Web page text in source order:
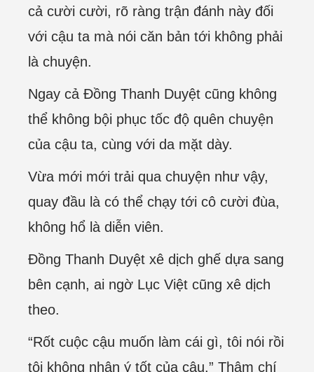
cả cười cười, rõ ràng trận đánh này đối
với cậu ta mà nói căn bản tới không phải
là chuyện.
Ngay cả Đồng Thanh Duyệt cũng không
thể không bội phục tốc độ quên chuyện
của cậu ta, cùng với da mặt dày.
Vừa mới mới trải qua chuyện như vậy,
quay đầu là có thể chạy tới cô cười đùa,
không hổ là diễn viên.
Đồng Thanh Duyệt xê dịch ghế dựa sang
bên cạnh, ai ngờ Lục Việt cũng xê dịch
theo.
“Rốt cuộc cậu muốn làm cái gì, tôi nói rồi
tôi không nhận ý tốt của cậu.” Thậm chí